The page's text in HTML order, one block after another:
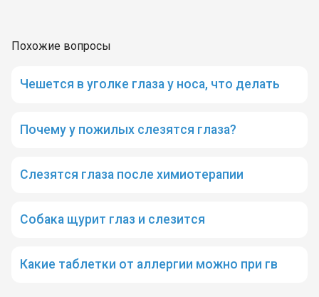
Похожие вопросы
Чешется в уголке глаза у носа, что делать
Почему у пожилых слезятся глаза?
Слезятся глаза после химиотерапии
Собака щурит глаз и слезится
Какие таблетки от аллергии можно при гв